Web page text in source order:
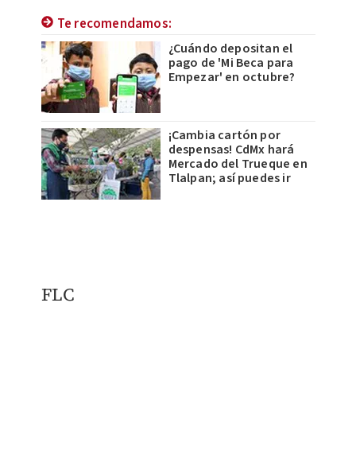
Te recomendamos:
¿Cuándo depositan el
pago de 'Mi Beca para
Empezar' en octubre?
¡Cambia cartón por
despensas! CdMx hará
Mercado del Trueque en
Tlalpan; así puedes ir
FLC